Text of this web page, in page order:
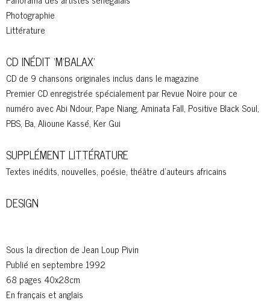
Photographie
Littérature
CD INÉDIT ‘M’BALAX’
CD de 9 chansons originales inclus dans le magazine
Premier CD enregistrée spécialement par Revue Noire pour ce
numéro avecAbi Ndour, Pape Niang, Aminata Fall, Positive Black Soul,
PBS, Ba, Alioune Kassé, Ker Gui
SUPPLÉMENT LITTÉRATURE
Textes inédits, nouvelles, poésie, théâtre d’auteurs africains
DESIGN
Sous la direction de Jean Loup Pivin
Publié en septembre 1992
68 pages 40x28cm
En français et anglais